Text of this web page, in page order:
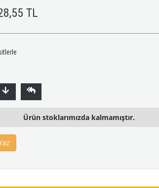
TL
Ürün stoklarımızda kalmamıştır.